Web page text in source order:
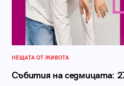
НЕЩАТА ОТ ЖИВОТА
Събития на седмицата: